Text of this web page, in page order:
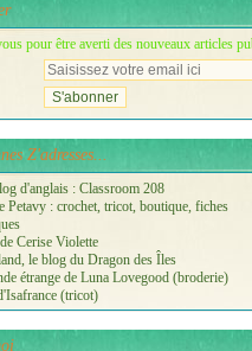
pour être averti des nouveaux articles
Z'adresses...
d'anglais : Classroom 208
Petavy : crochet, tricot, boutique, fiches
Cerise Violette
le blog du Dragon des Îles
étrange de Luna Lovegood (broderie)
(tricot)